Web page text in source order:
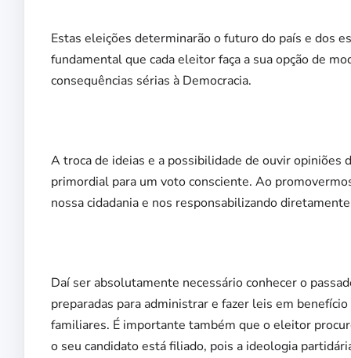
Estas eleições determinarão o futuro do país e dos
fundamental que cada eleitor faça a sua opção de
consequências sérias à Democracia.
A troca de ideias e a possibilidade de ouvir
primordial para um voto consciente. Ao
nossa cidadania e nos responsabilizando
Daí ser absolutamente necessário conhecer o
preparadas para administrar e fazer leis em
familiares. É importante também que o eleitor
o seu candidato está filiado, pois a ideologia